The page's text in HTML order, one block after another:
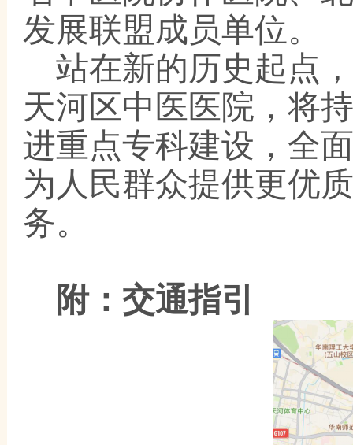
发展联盟成员单位。
站在新的历史起点
天河区中医医院，将
进重点专科建设，全
为人民群众提供更优
务。
附：交通指引